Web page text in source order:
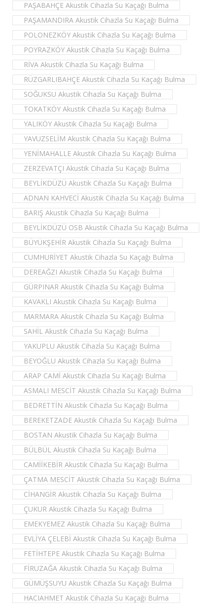
PAŞABAHÇE Akustik Cihazla Su Kaçağı Bulma
PAŞAMANDIRA Akustik Cihazla Su Kaçağı Bulma
POLONEZKÖY Akustik Cihazla Su Kaçağı Bulma
POYRAZKÖY Akustik Cihazla Su Kaçağı Bulma
RİVA Akustik Cihazla Su Kaçağı Bulma
RÜZGARLIBAHÇE Akustik Cihazla Su Kaçağı Bulma
SOĞUKSU Akustik Cihazla Su Kaçağı Bulma
TOKATKÖY Akustik Cihazla Su Kaçağı Bulma
YALIKÖY Akustik Cihazla Su Kaçağı Bulma
YAVUZSELİM Akustik Cihazla Su Kaçağı Bulma
YENİMAHALLE Akustik Cihazla Su Kaçağı Bulma
ZERZEVATÇI Akustik Cihazla Su Kaçağı Bulma
BEYLİKDÜZÜ Akustik Cihazla Su Kaçağı Bulma
ADNAN KAHVECİ Akustik Cihazla Su Kaçağı Bulma
BARIŞ Akustik Cihazla Su Kaçağı Bulma
BEYLİKDÜZÜ OSB Akustik Cihazla Su Kaçağı Bulma
BÜYÜKŞEHİR Akustik Cihazla Su Kaçağı Bulma
CUMHURİYET Akustik Cihazla Su Kaçağı Bulma
DEREAĞZI Akustik Cihazla Su Kaçağı Bulma
GÜRPINAR Akustik Cihazla Su Kaçağı Bulma
KAVAKLI Akustik Cihazla Su Kaçağı Bulma
MARMARA Akustik Cihazla Su Kaçağı Bulma
SAHİL Akustik Cihazla Su Kaçağı Bulma
YAKUPLU Akustik Cihazla Su Kaçağı Bulma
BEYOĞLU Akustik Cihazla Su Kaçağı Bulma
ARAP CAMİ Akustik Cihazla Su Kaçağı Bulma
ASMALI MESCİT Akustik Cihazla Su Kaçağı Bulma
BEDRETTİN Akustik Cihazla Su Kaçağı Bulma
BEREKETZADE Akustik Cihazla Su Kaçağı Bulma
BOSTAN Akustik Cihazla Su Kaçağı Bulma
BÜLBÜL Akustik Cihazla Su Kaçağı Bulma
CAMİİKEBİR Akustik Cihazla Su Kaçağı Bulma
ÇATMA MESCİT Akustik Cihazla Su Kaçağı Bulma
CİHANGİR Akustik Cihazla Su Kaçağı Bulma
ÇUKUR Akustik Cihazla Su Kaçağı Bulma
EMEKYEMEZ Akustik Cihazla Su Kaçağı Bulma
EVLİYA ÇELEBİ Akustik Cihazla Su Kaçağı Bulma
FETİHTEPE Akustik Cihazla Su Kaçağı Bulma
FİRUZAĞA Akustik Cihazla Su Kaçağı Bulma
GÜMÜŞSUYU Akustik Cihazla Su Kaçağı Bulma
HACIAHMET Akustik Cihazla Su Kaçağı Bulma